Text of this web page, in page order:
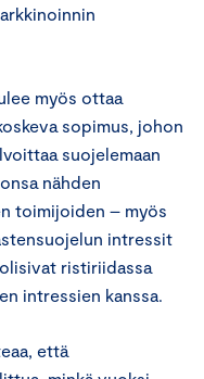
myös ottaa
sopimus, johon
suojelemaan
nähden
toimijoiden – myös
intressit
ristiriidassa
intressien kanssa.
että